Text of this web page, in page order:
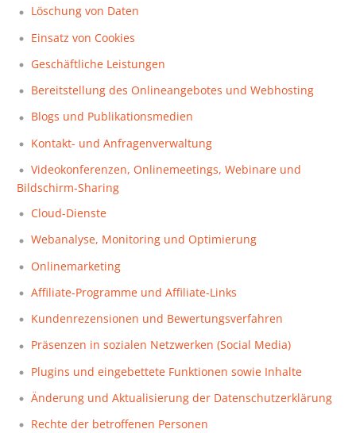
Löschung von Daten
Einsatz von Cookies
Geschäftliche Leistungen
Bereitstellung des Onlineangebotes und Webhosting
Blogs und Publikationsmedien
Kontakt- und Anfragenverwaltung
Videokonferenzen, Onlinemeetings, Webinare und
Bildschirm-Sharing
Cloud-Dienste
Webanalyse, Monitoring und Optimierung
Onlinemarketing
Affiliate-Programme und Affiliate-Links
Kundenrezensionen und Bewertungsverfahren
Präsenzen in sozialen Netzwerken (Social Media)
Plugins und eingebettete Funktionen sowie Inhalte
Änderung und Aktualisierung der Datenschutzerklärung
Rechte der betroffenen Personen